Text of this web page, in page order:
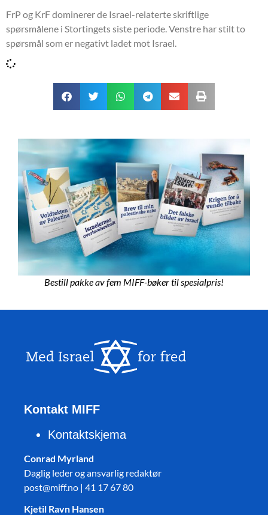
FrP og KrF dominerer de Israel-relaterte skriftlige
spørsmålene i Stortingets siste periode. Venstre har stilt to
spørsmål som er negativt ladet mot Israel.
Bestill pakke av fem MIFF-bøker til spesialpris!
Kontakt MIFF
Kontaktskjema
Conrad Myrland
Daglig leder og ansvarlig redaktør
post@miff.no | 41 17 67 80
Kjetil Ravn Hansen